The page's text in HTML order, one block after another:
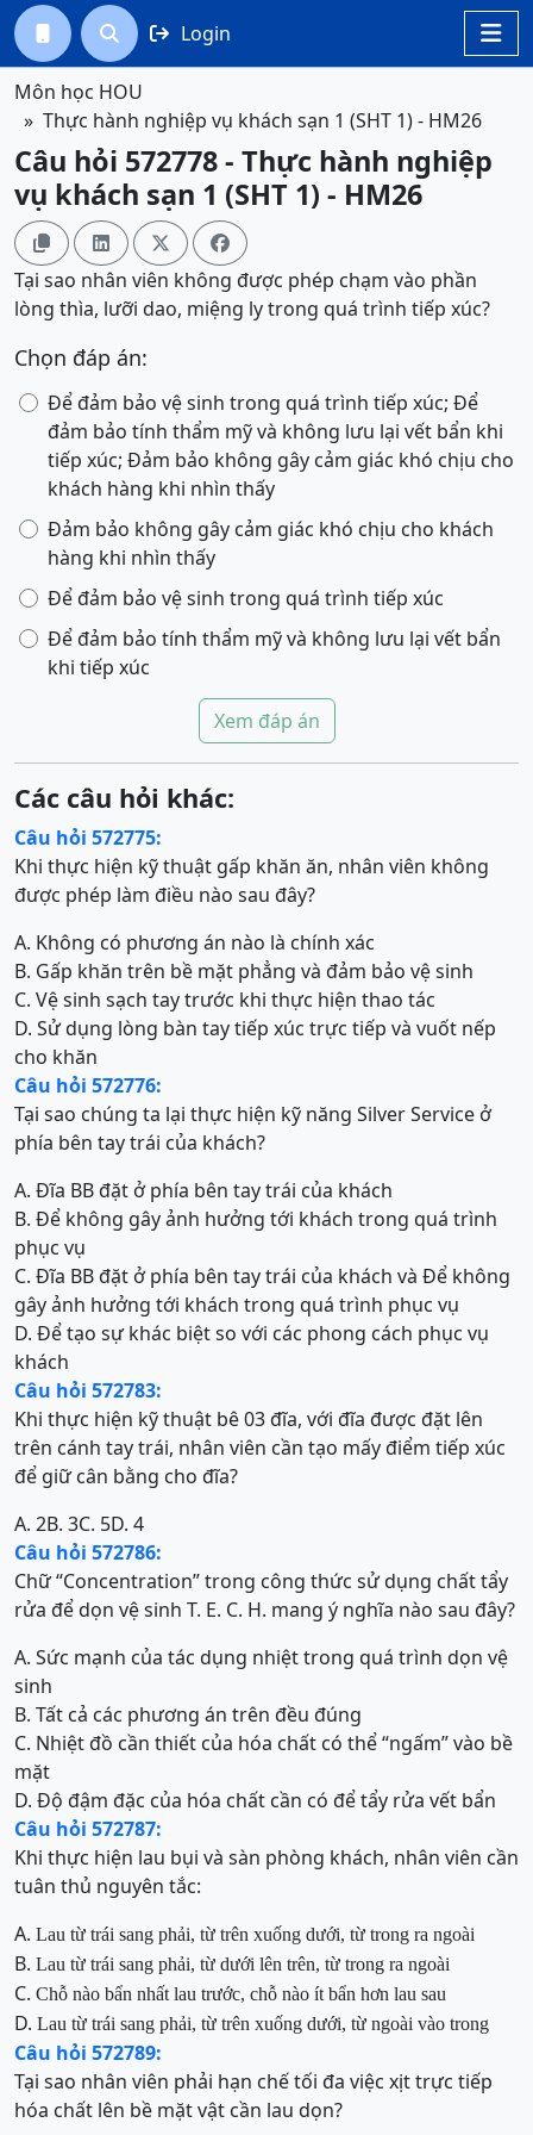

  Login
Môn học HOU
Thực hành nghiệp vụ khách sạn 1 (SHT 1) - HM26
Câu hỏi 572778 - Thực hành nghiệp
vụ khách sạn 1 (SHT 1) - HM26
   
Tại sao nhân viên không được phép chạm vào phần
lòng thìa, lưỡi dao, miệng ly trong quá trình tiếp xúc?
Chọn đáp án:
Để đảm bảo vệ sinh trong quá trình tiếp xúc; Để
đảm bảo tính thẩm mỹ và không lưu lại vết bẩn khi
tiếp xúc; Đảm bảo không gây cảm giác khó chịu cho
khách hàng khi nhìn thấy
Đảm bảo không gây cảm giác khó chịu cho khách
hàng khi nhìn thấy
Để đảm bảo vệ sinh trong quá trình tiếp xúc
Để đảm bảo tính thẩm mỹ và không lưu lại vết bẩn
khi tiếp xúc
Xem đáp án
Các câu hỏi khác:
Câu hỏi 572775:
Khi thực hiện kỹ thuật gấp khăn ăn, nhân viên không
được phép làm điều nào sau đây?
A. Không có phương án nào là chính xác
B. Gấp khăn trên bề mặt phẳng và đảm bảo vệ sinh
C. Vệ sinh sạch tay trước khi thực hiện thao tác
D. Sử dụng lòng bàn tay tiếp xúc trực tiếp và vuốt nếp
cho khăn
Câu hỏi 572776:
Tại sao chúng ta lại thực hiện kỹ năng Silver Service ở
phía bên tay trái của khách?
A. Đĩa BB đặt ở phía bên tay trái của khách
B. Để không gây ảnh hưởng tới khách trong quá trình
phục vụ
C. Đĩa BB đặt ở phía bên tay trái của khách và Để không
gây ảnh hưởng tới khách trong quá trình phục vụ
D. Để tạo sự khác biệt so với các phong cách phục vụ
khách
Câu hỏi 572783:
Khi thực hiện kỹ thuật bê 03 đĩa, với đĩa được đặt lên
trên cánh tay trái, nhân viên cần tạo mấy điểm tiếp xúc
để giữ cân bằng cho đĩa?
A. 2B. 3C. 5D. 4
Câu hỏi 572786:
Chữ “Concentration” trong công thức sử dụng chất tẩy
rửa để dọn vệ sinh T. E. C. H. mang ý nghĩa nào sau đây?
A. Sức mạnh của tác dụng nhiệt trong quá trình dọn vệ
sinh
B. Tất cả các phương án trên đều đúng
C. Nhiệt đồ cần thiết của hóa chất có thể “ngấm” vào bề
mặt
D. Độ đậm đặc của hóa chất cần có để tẩy rửa vết bẩn
Câu hỏi 572787:
Khi thực hiện lau bụi và sàn phòng khách, nhân viên cần
tuân thủ nguyên tắc:
A. Lau từ trái sang phải, từ trên xuống dưới, từ trong ra ngoài
B. Lau từ trái sang phải, từ dưới lên trên, từ trong ra ngoài
C. Chỗ nào bẩn nhất lau trước, chỗ nào ít bẩn hơn lau sau
D. Lau từ trái sang phải, từ trên xuống dưới, từ ngoài vào trong
Câu hỏi 572789:
Tại sao nhân viên phải hạn chế tối đa việc xịt trực tiếp
hóa chất lên bề mặt vật cần lau dọn?